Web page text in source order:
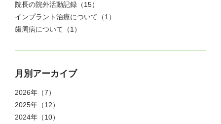
院長の院外活動記録 （15）
インプラント治療について （1）
歯周病について （1）
月別アーカイブ
2026年 （7）
2025年 （12）
2024年 （10）